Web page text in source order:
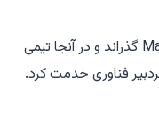
دن پیش از این ۱۰ سال را در MarketWatch گذراند و در آنجا تیمی
فناوری خدمت کرد.